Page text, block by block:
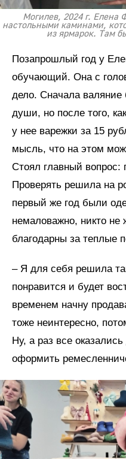
Могилев, 2024 г. Елена
настольными каминами,
из ярмарок. Там
Позапрошлый год у
обучающий. Она с
дело. Сначала валяние
души, но после того,
у нее варежки за 15
мысль, что на этом
Стоял главный
Проверять решила на
первый же год были
немаловажно, никто
благодарны за теплые
– Я для себя решила
понравится и будет
временем начну
тоже неинтересно,
Ну, а раз все
оформить